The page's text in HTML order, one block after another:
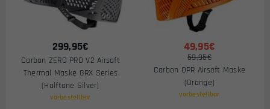
299,95€
Carbon ZERO PRO V2 Airsoft
Thermal Maske GRX Series
(Halftone Silver)
vorbestellbar
49,95€
59,95€
Carbon OPR Airsoft Maske
(Orange)
vorbestellbar